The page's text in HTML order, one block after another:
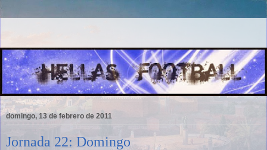
domingo, 13 de febrero de 2011
Jornada 22: Domingo